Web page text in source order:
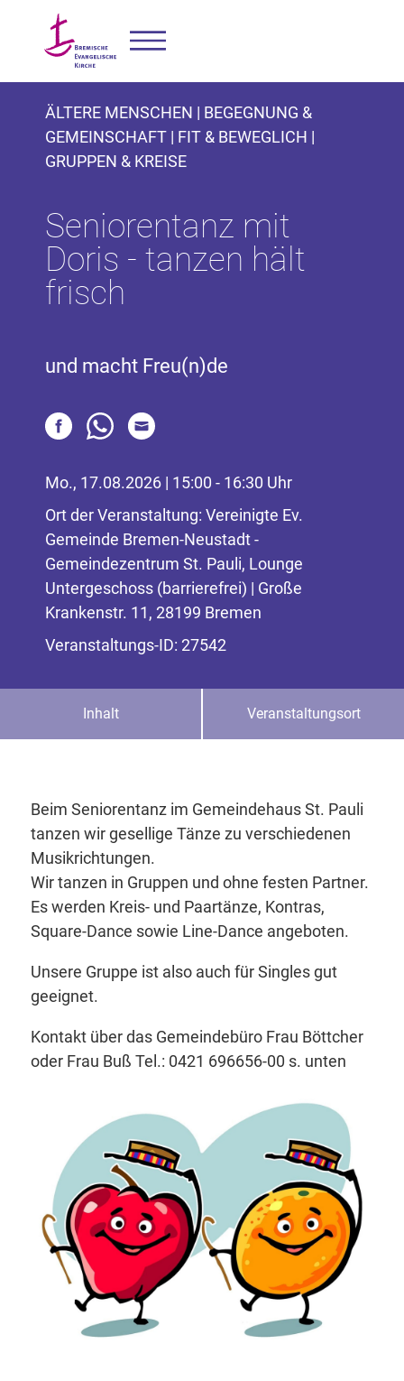
ÄLTERE MENSCHEN | BEGEGNUNG &
GEMEINSCHAFT | FIT & BEWEGLICH |
GRUPPEN & KREISE
Seniorentanz mit
Doris - tanzen hält
frisch
und macht Freu(n)de
Mo., 17.08.2026 | 15:00 - 16:30 Uhr
Ort der Veranstaltung: Vereinigte Ev.
Gemeinde Bremen-Neustadt -
Gemeindezentrum St. Pauli, Lounge
Untergeschoss (barrierefrei) | Große
Krankenstr. 11, 28199 Bremen
Veranstaltungs-ID: 27542
Inhalt Veranstaltungsort
Beim Seniorentanz im Gemeindehaus St. Pauli
tanzen wir gesellige Tänze zu verschiedenen
Musikrichtungen.
Wir tanzen in Gruppen und ohne festen Partner.
Es werden Kreis- und Paartänze, Kontras,
Square-Dance sowie Line-Dance angeboten.
Unsere Gruppe ist also auch für Singles gut
geeignet.
Kontakt über das Gemeindebüro Frau Böttcher
oder Frau Buß Tel.: 0421 696656-00 s. unten